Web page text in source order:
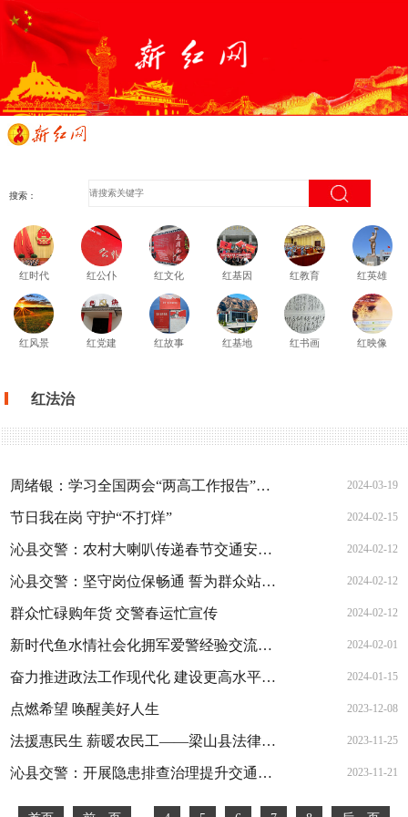
搜索：
红时代 红公仆 红文化 红基因 红教育 红英雄
红风景 红党建 红故事 红基地 红书画 红映像
红法治
周绪银：学习全国两会“两高工作报告”的感谈 2024-03-19
节日我在岗 守护“不打烊” 2024-02-15
沁县交警：农村大喇叭传递春节交通安全音 2024-02-12
沁县交警：坚守岗位保畅通 誓为群众站好岗 2024-02-12
群众忙碌购年货 交警春运忙宣传 2024-02-12
新时代鱼水情社会化拥军爱警经验交流暨联欢会在京举办 2024-02-01
奋力推进政法工作现代化 建设更高水平的平安中国 2024-01-15
点燃希望 唤醒美好人生 2023-12-08
法援惠民生 薪暖农民工——梁山县法律援助中心走进大路口乡孔那里村 2023-11-25
沁县交警：开展隐患排查治理提升交通安全防护水平 2023-11-21